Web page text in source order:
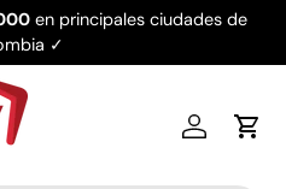
en principales ciudades de
✓
Iniciar